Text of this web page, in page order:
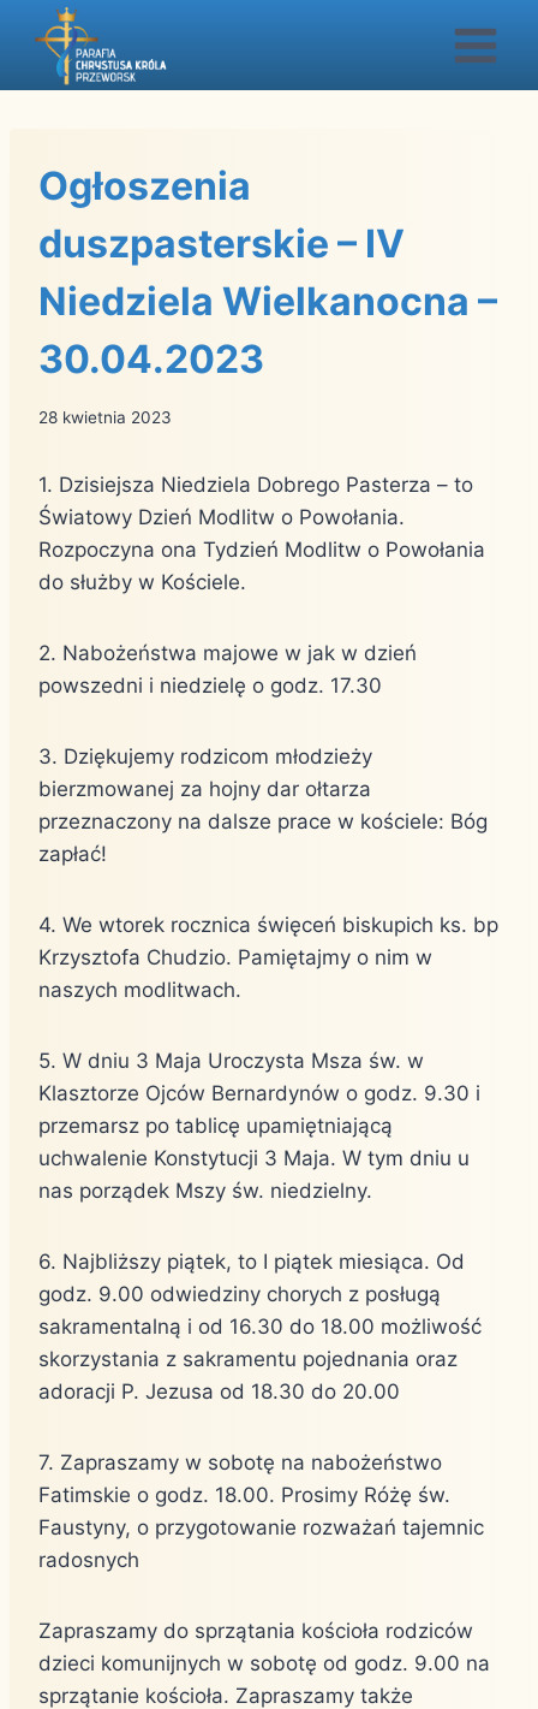
Przejdź
Ogłoszenia
duszpasterskie – IV
Niedziela Wielkanocna –
30.04.2023
28 kwietnia 2023
1. Dzisiejsza Niedziela Dobrego Pasterza – to
Światowy Dzień Modlitw o Powołania.
Rozpoczyna ona Tydzień Modlitw o Powołania
do służby w Kościele.
2. Nabożeństwa majowe w jak w dzień
powszedni i niedzielę o godz. 17.30
3. Dziękujemy rodzicom młodzieży
bierzmowanej za hojny dar ołtarza
przeznaczony na dalsze prace w kościele: Bóg
zapłać!
4. We wtorek rocznica święceń biskupich ks. bp
Krzysztofa Chudzio. Pamiętajmy o nim w
naszych modlitwach.
5. W dniu 3 Maja Uroczysta Msza św. w
Klasztorze Ojców Bernardynów o godz. 9.30 i
przemarsz po tablicę upamiętniającą
uchwalenie Konstytucji 3 Maja. W tym dniu u
nas porządek Mszy św. niedzielny.
6. Najbliższy piątek, to I piątek miesiąca. Od
godz. 9.00 odwiedziny chorych z posługą
sakramentalną i od 16.30 do 18.00 możliwość
skorzystania z sakramentu pojednania oraz
adoracji P. Jezusa od 18.30 do 20.00
7. Zapraszamy w sobotę na nabożeństwo
Fatimskie o godz. 18.00. Prosimy Różę św.
Faustyny, o przygotowanie rozważań tajemnic
radosnych
Zapraszamy do sprzątania kościoła rodziców
dzieci komunijnych w sobotę od godz. 9.00 na
sprzątanie kościoła. Zapraszamy także